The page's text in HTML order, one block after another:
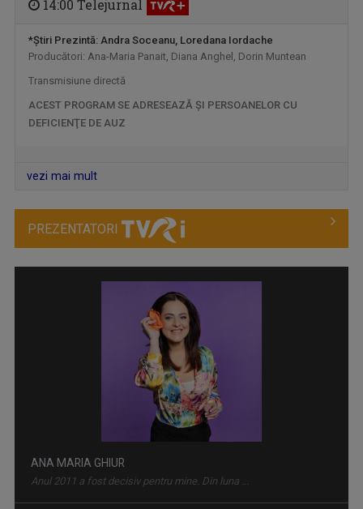
Este principalul program informativ al TVR ...
14:00 Telejurnal
*Ştiri Prezintă: Andra Soceanu, Loredana Iordache
Producători: Ana-Maria Panait, Diana Anghel, Dorin Muntean
Transmisiune directă
ACEST PROGRAM SE ADRESEAZĂ ŞI PERSOANELOR CU
DEFICIENŢE DE AUZ
vezi mai mult
PREZENTATORI
ANA MARIA GHIUR
Anul 2011 a fost decisiv pentru mine. Din luna ...